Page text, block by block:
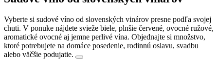
Vyberte si sudové víno od slovenských vinárov presne podľa svojej
chuti. V ponuke nájdete svieže biele, plnšie červené, ovocné ružové,
aromatické ovocné aj jemne perlivé vína. Objednajte si množstvo,
ktoré potrebujete na domáce posedenie, rodinnú oslavu, svadbu
alebo väčšie podujatie.